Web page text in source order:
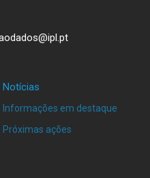
Notícias
Informações em destaque
Próximas ações